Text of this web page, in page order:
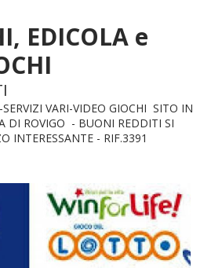
EDICOLA e
VARI-VIDEO GIOCHI SITO IN
DI ROVIGO - BUONI REDDITI SI
INTERESSANTE - RIF.3391